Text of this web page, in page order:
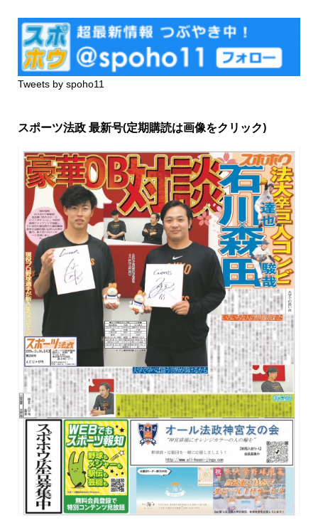
Tweets by spoho11
スポーツ法政 最新号(定期購読は画像をクリック)